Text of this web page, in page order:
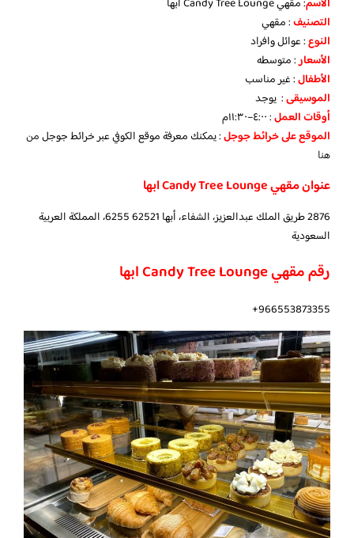
الأسم: مقهي Candy Tree Lounge ابها
التصنيف: مقهي
النوع: عوائل وافراد
الأسعار: متوسطه
الأطفال: غير مناسب
الموسيقى: يوجد
أوقات العمل: ٤:٠٠–١١:٣٠م
الموقع على خرائط جوجل: يمكنك معرفة موقع الكوفي عبر خرائط جوجلمن
هنا
عنوان مقهي
2876 طريق الملك عبدالعزيز، الشفاء، أبها 62521 6255، المملكة العربية
السعودية
رقممقهي Candy Tree Lounge ابها
966553873355+